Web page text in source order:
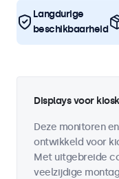
Langdurige
beschikbaarheid
Displays voor
Deze monitoren
ontwikkeld voor
Met uitgebreide
veelzijdige